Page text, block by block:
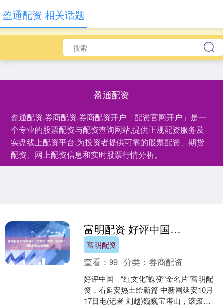
盈通配资
盈通配资,券商配资,券商配资开户「配资官网开户」是一
个专业的股票配资与配资查询网站,提供正规配资服务及
实盘线上配资平台,为投资者提供可靠的股票配资、期货
配资、网上配资信息和实时股票行情分析。
盈通配资 相关话题
富明配资 好评中国｜“红文化”蝶变“金名片”，看延安热土绘新篇
富明配资
查看：99 分类： 券商配资
好评中国｜“红文化”蝶变“金名片”富明配
资，看延安热土绘新篇 中新网延安10月
17日电(记者 刘越)巍巍宝塔山，滚滚延